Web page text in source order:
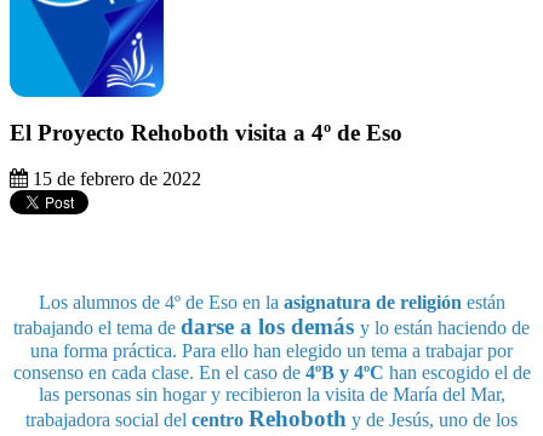
El Proyecto Rehoboth visita a 4º de Eso
15 de febrero de 2022
Los alumnos de 4º de Eso en la asignatura de religiónestán
trabajando el tema de darse a los demás y lo están haciendo de
una forma práctica. Para ello han elegido un tema a trabajar por
consenso en cada clase. En el caso de 4ºB y 4ºC han escogido el de
las personas sin hogar y recibieron la visita de María del Mar,
trabajadora social del centro Rehoboth y de Jesús, uno de los